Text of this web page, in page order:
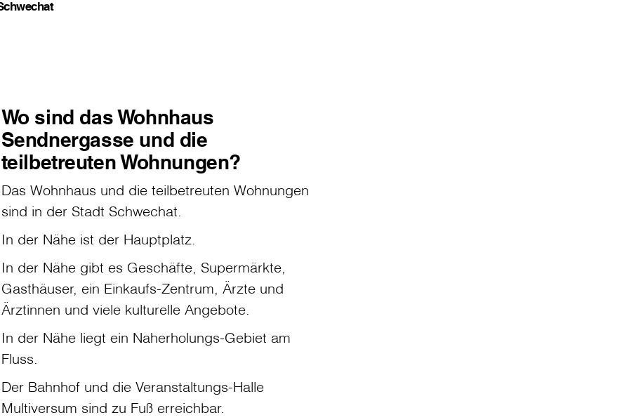
Wo sind das Wohnhaus
Sendnergasse und die
teilbetreuten Wohnungen?
Das Wohnhaus und die teilbetreuten Wohnungen
sind in der Stadt Schwechat.
In der Nähe ist der Hauptplatz.
In der Nähe gibt es Geschäfte, Supermärkte,
Gasthäuser, ein Einkaufs-Zentrum, Ärzte und
Ärztinnen und viele kulturelle Angebote.
In der Nähe liegt ein Naherholungs-Gebiet am
Fluss.
Der Bahnhof und die Veranstaltungs-Halle
Multiversum sind zu Fuß erreichbar.